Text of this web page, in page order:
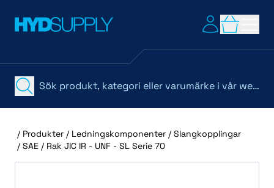
/ Produkter / Ledningskomponenter / Slangkopplingar
/ SAE / Rak JIC IR - UNF - SL Serie 70